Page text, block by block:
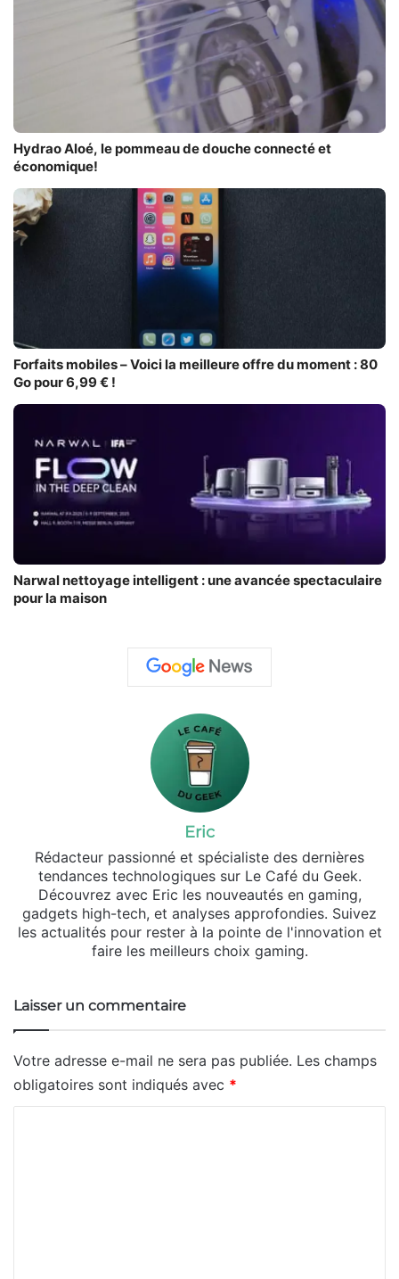
Hydrao Aloé, le pommeau de douche connecté et
économique!
Forfaits mobiles – Voici la meilleure offre du moment : 80
Go pour 6,99 € !
Narwal nettoyage intelligent : une avancée spectaculaire
pour la maison
Eric
Rédacteur passionné et spécialiste des dernières
tendances technologiques sur Le Café du Geek.
Découvrez avec Eric les nouveautés en gaming,
gadgets high-tech, et analyses approfondies. Suivez
les actualités pour rester à la pointe de l'innovation et
faire les meilleurs choix gaming.
Laisser un commentaire
Votre adresse e-mail ne sera pas publiée. Les champs
obligatoires sont indiqués avec *